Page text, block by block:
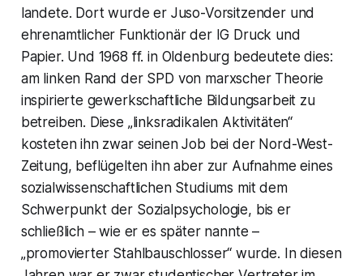
landete. Dort wurde er Juso-Vorsitzender und
ehrenamtlicher Funktionär der IG Druck und
Papier. Und 1968 ff. in Oldenburg bedeutete dies:
am linken Rand der SPD von marxscher Theorie
inspirierte gewerkschaftliche Bildungsarbeit zu
betreiben. Diese „linksradikalen Aktivitäten“
kosteten ihn zwar seinen Job bei der Nord-West-
Zeitung, beflügelten ihn aber zur Aufnahme eines
sozialwissenschaftlichen Studiums mit dem
Schwerpunkt der Sozialpsychologie, bis er
schließlich – wie er es später nannte –
„promovierter Stahlbauschlosser“ wurde. In diesen